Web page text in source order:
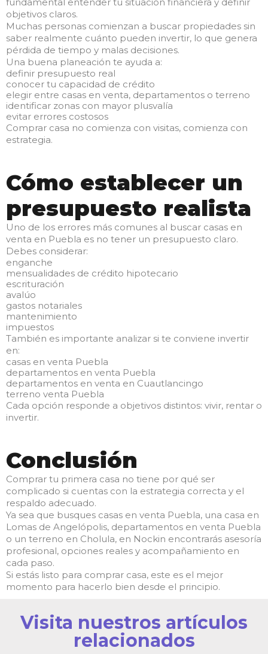
objetivos claros.
Muchas personas comienzan a buscar propiedades sin
saber realmente cuánto pueden invertir, lo que genera
pérdida de tiempo y malas decisiones.
Una buena planeación te ayuda a:
definir presupuesto real
conocer tu capacidad de crédito
elegir entre casas en venta, departamentos o terreno
identificar zonas con mayor plusvalía
evitar errores costosos
Comprar casa no comienza con visitas, comienza con
estrategia.
Cómo establecer un
presupuesto realista
Uno de los errores más comunes al buscar casas en
venta en Puebla es no tener un presupuesto claro.
Debes considerar:
enganche
mensualidades de crédito hipotecario
escrituración
avalúo
gastos notariales
mantenimiento
impuestos
También es importante analizar si te conviene invertir
en:
casas en venta Puebla
departamentos en venta Puebla
departamentos en venta en Cuautlancingo
terreno venta Puebla
Cada opción responde a objetivos distintos: vivir, rentar o
invertir.
Conclusión
Comprar tu primera casa no tiene por qué ser
complicado si cuentas con la estrategia correcta y el
respaldo adecuado.
Ya sea que busques casas en venta Puebla, una casa en
Lomas de Angelópolis, departamentos en venta Puebla
o un terreno en Cholula, en Nockin encontrarás asesoría
profesional, opciones reales y acompañamiento en
cada paso.
Si estás listo para comprar casa, este es el mejor
momento para hacerlo bien desde el principio.
Visita nuestros artículos
relacionados